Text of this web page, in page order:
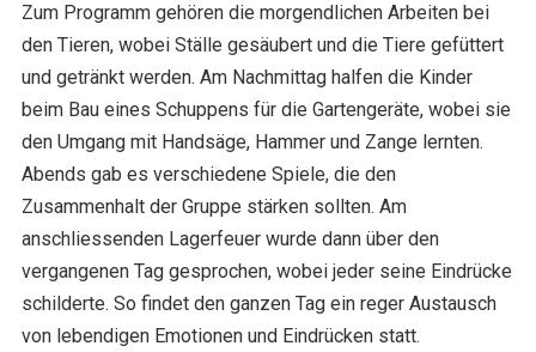
Zum Programm gehören die morgendlichen Arbeiten bei
den Tieren, wobei Ställe gesäubert und die Tiere gefüttert
und getränkt werden. Am Nachmittag halfen die Kinder
beim Bau eines Schuppens für die Gartengeräte, wobei sie
den Umgang mit Handsäge, Hammer und Zange lernten.
Abends gab es verschiedene Spiele, die den
Zusammenhalt der Gruppe stärken sollten. Am
anschliessenden Lagerfeuer wurde dann über den
vergangenen Tag gesprochen, wobei jeder seine Eindrücke
schilderte. So findet den ganzen Tag ein reger Austausch
von lebendigen Emotionen und Eindrücken statt.